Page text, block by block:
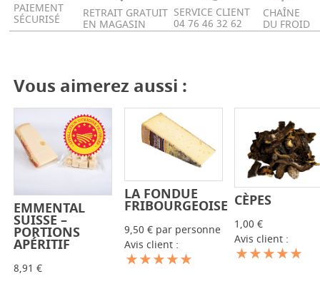
PAIEMENT
SÉCURISÉ RETRAIT GRATUIT
EN MAGASIN
SERVICE CLIENT
04 76 46 32 62
CHAÎNE
DU FROID
Vous aimerez aussi :
- +
EMMENTAL
SUISSE –
PORTIONS
APÉRITIF
8,91 €
- +
LA FONDUE
FRIBOURGEOISE
9,50 € par personne
Avis client :
-
CÈPES
1,00 €
Avis client :